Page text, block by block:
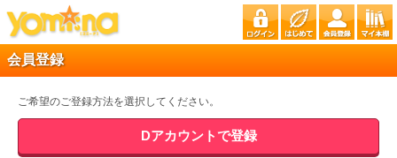
会員登録
ご希望のご登録方法を選択してください。
Dアカウントで登録